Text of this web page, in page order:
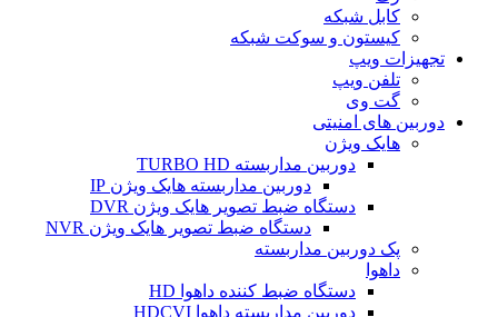
کابل شبکه
کیستون و سوکت شبکه
تجهیزات ویپ
تلفن ویپ
گت وی
دوربین های امنیتی
هایک ویژن
دوربین مداربسته TURBO HD
دوربین مداربسته هایک ویژن IP
دستگاه ضبط تصویر هایک ویژن DVR
دستگاه ضبط تصویر هایک ویژن NVR
پک دوربین مداربسته
داهوا
دستگاه ضبط کننده داهوا HD
دوربین مداربسته داهوا HDCVI